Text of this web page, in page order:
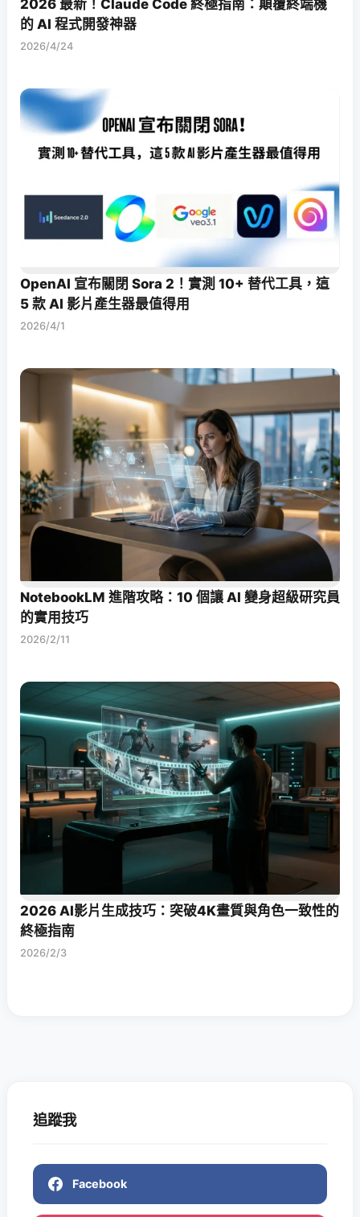
2026 最新！Claude Code 終極指南：顛覆終端機
的 AI 程式開發神器
2026/4/24
OpenAI 宣布關閉 Sora 2！實測 10+ 替代工具，這
5 款 AI 影片產生器最值得用
2026/4/1
NotebookLM 進階攻略：10 個讓 AI 變身超級研究員
的實用技巧
2026/2/11
2026 AI影片生成技巧：突破4K畫質與角色一致性的
終極指南
2026/2/3
追蹤我
Facebook